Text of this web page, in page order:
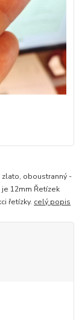
oboustranný -
12mm Řetízek
řetízky. celý popis